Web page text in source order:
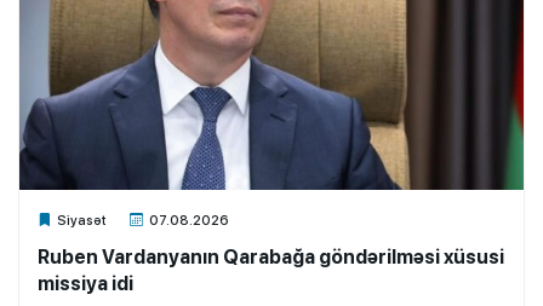
Siyasət 07.08.2026
Xalq.Online
Ruben Vardanyanın Qarabağa göndərilməsi xüsusi
missiya idi